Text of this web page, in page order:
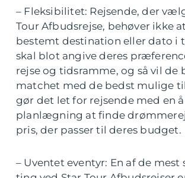
– Fleksibilitet: Rejsende, der
Tour Afbudsrejse, behøver ikke
bestemt destination eller dato i
skal blot angive deres
rejse og tidsramme, og så vil de
matchet med de bedst mulige
gør det let for rejsende med en
planlægning at finde
pris, der passer til deres budget.
– Uventet eventyr: En af de